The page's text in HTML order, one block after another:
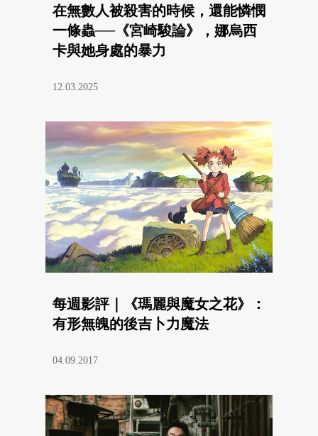
在無數人被殺害的時候，還能憐憫
一條蟲──《宮崎駿論》，娜烏西
卡與她身處的暴力
12.03.2025
每週影評｜《瑪麗與魔女之花》：
有形無魄的後吉卜力魔法
04.09.2017